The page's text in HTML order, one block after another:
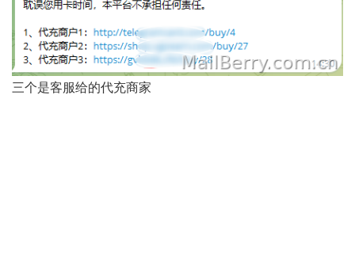
三个是客服给的代充商家